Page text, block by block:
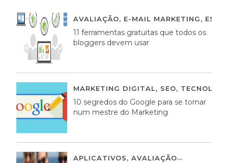
AVALIAÇÃO, E-MAIL MARKETING,
11 ferramentas gratuitas que todos os
bloggers devem usar
MARKETING DIGITAL, SEO,
10 segredos do Google para se tornar
num mestre do Marketing
APLICATIVOS, AVALIAÇÃO